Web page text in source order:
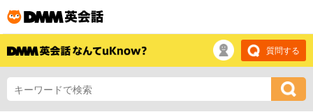
質問する